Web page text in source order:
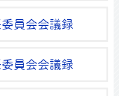
員会会議録
員会会議録